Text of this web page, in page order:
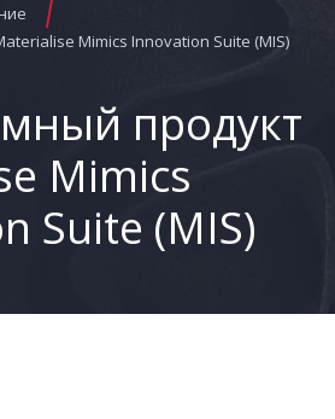
Mimics Innovation Suite (MIS)
продукт
Mimics
Suite (MIS)